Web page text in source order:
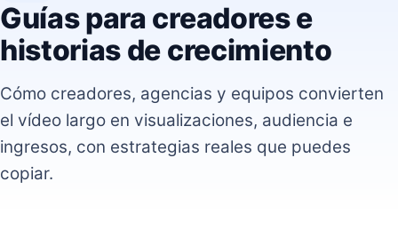
Guías para creadores e
historias de crecimiento
Cómo creadores, agencias y equipos convierten
el vídeo largo en visualizaciones, audiencia e
ingresos, con estrategias reales que puedes
copiar.